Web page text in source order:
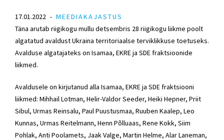
17.01.2022
MEEDIAKAJASTUS
Täna arutab riigikogu mullu detsembris 28 riigikogu liikme poolt
algatatud avaldust Ukraina territoriaalse terviklikkuse toetuseks.
Avalduse algatajateks on Isamaa, EKREja SDEfraktsioonide
liikmed.
Avaldusele on kirjutanud alla Isamaa, EKREja SDEfraktsiooni
liikmed: Mihhail Lotman, Helir-Valdor Seeder, Heiki Hepner, Priit
Sibul, Urmas Reinsalu, Paul Puustusmaa, Ruuben Kaalep, Leo
Kunnas, Urmas Reitelmann, Henn Põlluaas, Rene Kokk, Siim
Pohlak, Anti Poolamets, Jaak Valge, Martin Helme, Alar Laneman,